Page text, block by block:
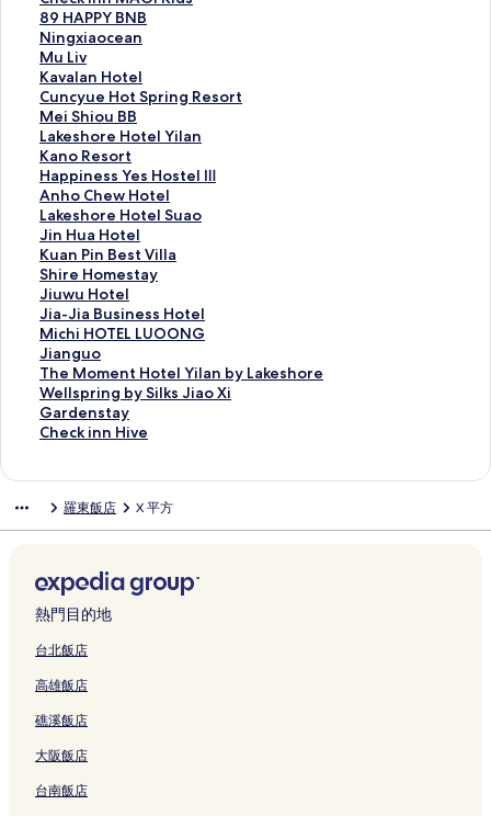
p
i
n
e
s
s
Y
e
s
H
o
s
t
e
l
Ⅱ
的
連
結
n
g
L
o
T
u
n
g
H
o
t
e
l
的
連
結
h
e
c
k
i
n
n
M
A
G
I
K
i
d
s
的
連
結
89 HAPPY BNB
8
9
H
A
P
P
Y
B
N
B
的
連
結
Ningxiaocean
N
i
n
g
x
i
a
o
c
e
a
n
的
連
結
Mu Liv
M
u
L
i
v
的
連
結
Kavalan Hotel
K
a
v
a
l
a
n
H
o
t
e
l
的
連
結
Cuncyue Hot Spring Resort
C
u
n
c
y
u
e
H
o
t
S
p
r
i
n
g
R
e
的
Mei Shiou BB
M
e
i
S
h
i
o
u
B
B
的
連
結
Lakeshore Hotel Yilan
L
a
k
e
s
h
o
r
e
H
o
t
e
l
Y
i
的
連
Kano Resort
K
a
n
o
R
e
s
o
r
t
的
連
結
Happiness Yes Hostel Ⅲ
H
a
p
p
i
n
e
s
s
Y
e
s
H
o
Ⅲ
結
Anho Chew Hotel
A
n
h
o
C
h
e
w
H
o
t
e
l
Lakeshore Hotel Suao
L
a
k
e
s
h
o
r
e
H
o
t
a
連
結
Jin Hua Hotel
J
i
n
H
u
a
H
o
t
e
l
Kuan Pin Best Villa
K
u
a
n
P
i
n
B
e
s
l
連
結
Shire Homestay
S
h
i
r
e
H
o
m
e
的
Jiuwu Hotel
J
i
u
w
u
H
o
t
連
結
Jia-Jia Business Hotel
J
i
a
-
J
i
a
n
s
H
o
t
l
連
結
Michi HOTEL LUOONG
M
i
c
h
i
H
L
O
N
G
的
結
Jianguo
J
i
a
n
g
連
結
The Moment Hotel Yilan by Lakeshore
T
h
e
M
t
t
e
l
Y
l
n
b
y
L
Wellspring by Silks Jiao Xi
W
e
l
i
b
y
S
i
k
J
i
a
o
Gardenstay
G
a
s
y
的
連
結
Check inn Hive
C
i
H
i
v
e
連
羅東飯店 X 平方
熱門目的地
台北飯店
高雄飯店
礁溪飯店
大阪飯店
台南飯店